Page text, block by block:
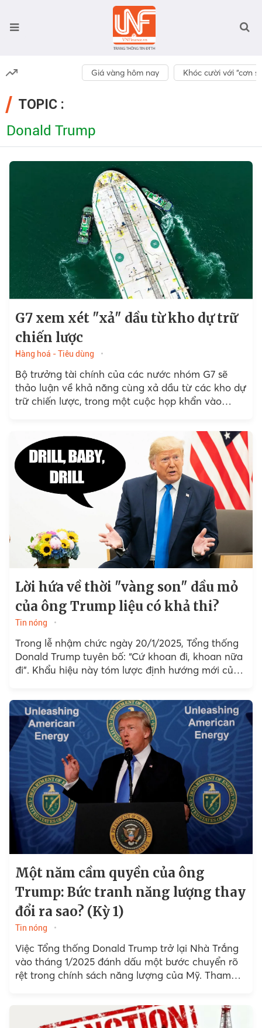
Giá vàng hôm nay Khóc cười với “cơn
TOPIC :
Donald Trump
G7 xem xét "xả" dầu từ kho dự trữ
chiến lược
Hàng hoá - Tiêu dùng
Bộ trưởng tài chính của các nước nhóm G7 sẽ
thảo luận về khả năng cùng xả dầu từ các kho dự
trữ chiến lược, trong một cuộc họp khẩn vào
sau xung đột tại Vùng Vịnh.
Lời hứa về thời "vàng son" dầu mỏ
của ông Trump liệu có khả thi?
Tin nóng
Trong lễ nhậm chức ngày 20/1/2025, Tổng thống
Donald Trump tuyên bố: “Cứ khoan đi, khoan nữa
đi”. Khẩu hiệu này tóm lược định hướng mới của
Một năm cầm quyền của ông
Trump: Bức tranh năng lượng thay
đổi ra sao? (Kỳ 1)
Tin nóng
Việc Tổng thống Donald Trump trở lại Nhà Trắng
vào tháng 1/2025 đánh dấu một bước chuyển rõ
rệt trong chính sách năng lượng của Mỹ. Tham